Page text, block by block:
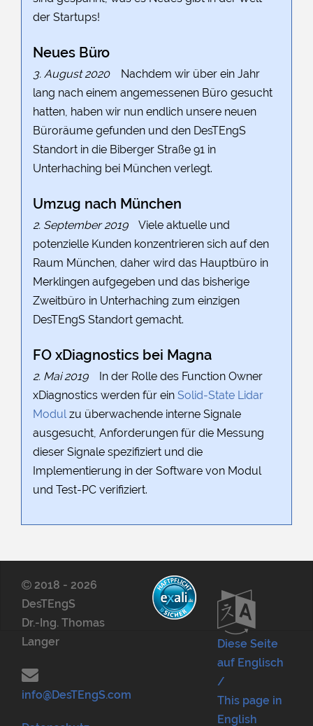
der Startups!
Neues Büro
3. August 2020Nachdem wir über ein Jahr
lang nach einem angemessenen Büro gesucht
hatten, haben wir nun endlich unsere neuen
Büroräume gefunden und den DesTEngS
Standort in die Biberger Straße 91 in
Unterhaching bei München verlegt.
Umzug nach München
2. September 2019Viele aktuelle und
potenzielle Kunden konzentrieren sich auf den
Raum München, daher wird das Hauptbüro in
Merklingen aufgegeben und das bisherige
Zweitbüro in Unterhaching zum einzigen
DesTEngS Standort gemacht.
FO xDiagnostics bei Magna
2. Mai 2019In der Rolle des Function Owner
xDiagnostics werden für ein Solid-State Lidar
Modulzu überwachende interne Signale
ausgesucht, Anforderungen für die Messung
dieser Signale spezifiziert und die
Implementierung in der Software von Modul
und Test-PC verifiziert.
2018 - 2026
DesTEngS
Dr.-Ing. Thomas
Langer
info@DesTEngS.com
Diese Seite
auf Englisch
/
This page in
English